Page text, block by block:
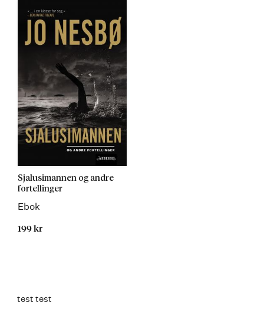
Sjalusimannen og andre
fortellinger
Ebok
199 kr
test test